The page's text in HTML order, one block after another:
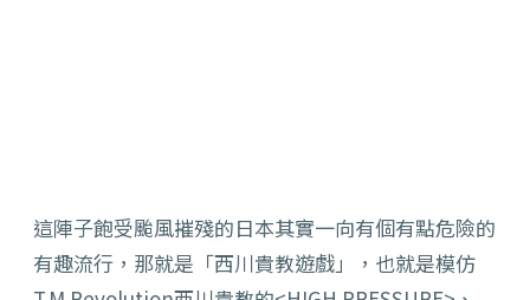
這陣子飽受颱風摧殘的日本其實一向有個有點危險的
有趣流行，那就是「西川貴教遊戲」，也就是模仿